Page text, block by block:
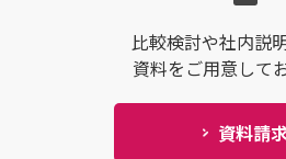
比較検討や社内説
資料をご用意して
資料請